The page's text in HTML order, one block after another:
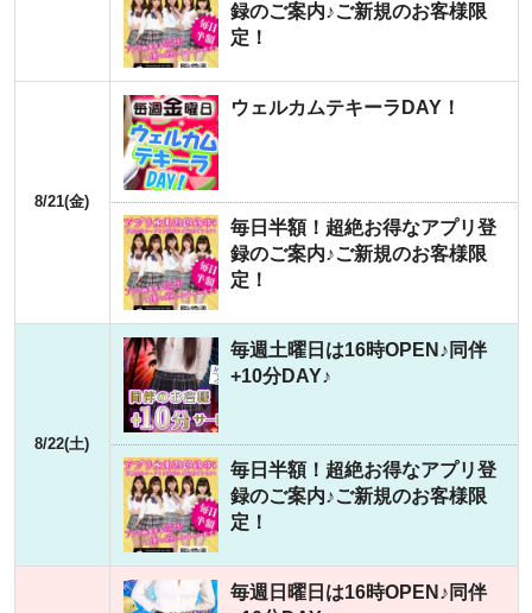
録のご案内♪ご新規のお客様限
定！
8/21(金)
ウェルカムテキーラDAY！
毎日半額！超絶お得なアプリ登
録のご案内♪ご新規のお客様限
定！
8/22(土)
毎週土曜日は16時OPEN♪同伴
+10分DAY♪
毎日半額！超絶お得なアプリ登
録のご案内♪ご新規のお客様限
定！
毎週日曜日は16時OPEN♪同伴